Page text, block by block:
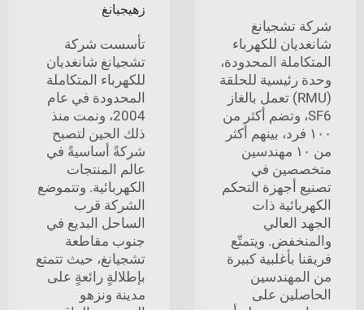
شركة تشجيانغ
شانغديان للكهرباء
المتكاملة المحدودة،
وحدة رئيسية للحلقة
(RMU) تعمل بالغاز
SF6، وتضم أكثر من
١٠٠ فرد، بينهم أكثر
من ١٠ مهندسين
متخصصين في
تصنيع أجهزة التحكم
الكهربائية ذات
الجهد العالي
والمنخفض. ويتمتّع
فريقنا بأغلبية كبيرة
من المهندسين
الحاصلين على
زهيجيانغ
تأسست شركة
تشجيانغ شانغديان
للكهرباء المتكاملة
المحدودة في عام
2004، ونمت منذ
ذلك الحين لتصبح
شركةً أساسيةً في
عالم المنتجات
الكهربائية. وتتموضع
الشركة قرب
الساحل البديع في
جنوب مقاطعة
تشجيانغ، حيث تتمتع
بإطلالةٍ رائعةٍ على
مدينة ونزهو